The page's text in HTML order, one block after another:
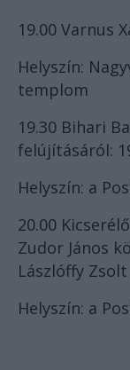
19.00 Varnus
Helyszín:
templom
19.30 Bihari
felújításáról:
Helyszín: a
20.00
Zudor János
Lászlóffy
Helyszín: a